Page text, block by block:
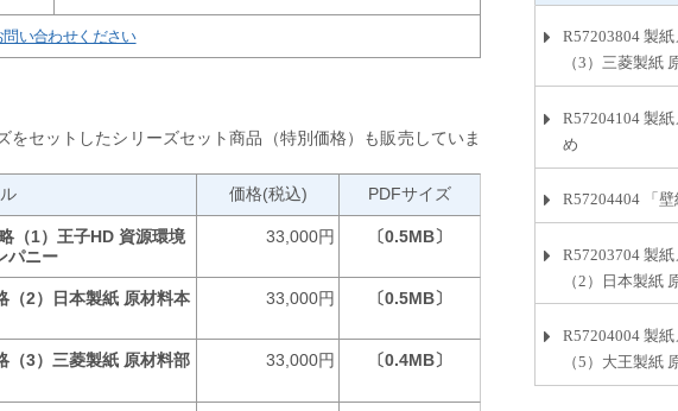
問い合わせください
セットしたシリーズセット商品（特別価格）も販売していま
価格(税込) PDFサイズ
（1）王子HD 資源環境
パニー
33,000円 〔0.5MB〕
（2）日本製紙 原材料本
33,000円 〔0.5MB〕
（3）三菱製紙 原材料部
33,000円 〔0.4MB〕
R57203804 製
（3）三菱製紙
R57204104 製
め
R57204404 「
R57203704 製
（2）日本製紙
R57204004 製
（5）大王製紙